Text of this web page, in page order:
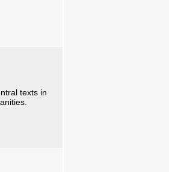
texts in